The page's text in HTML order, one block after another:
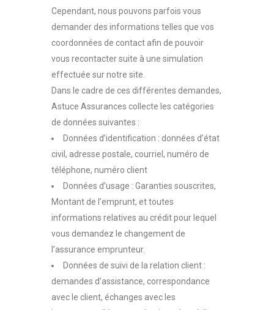
Cependant, nous pouvons parfois vous
demander des informations telles que vos
coordonnées de contact afin de pouvoir
vous recontacter suite à une simulation
effectuée sur notre site.
Dans le cadre de ces différentes demandes,
Astuce Assurances collecte les catégories
de données suivantes :
Données d’identification : données d’état
civil, adresse postale, courriel, numéro de
téléphone, numéro client
Données d’usage : Garanties souscrites,
Montant de l’emprunt, et toutes
informations relatives au crédit pour lequel
vous demandez le changement de
l’assurance emprunteur.
Données de suivi de la relation client :
demandes d’assistance, correspondance
avec le client, échanges avec les